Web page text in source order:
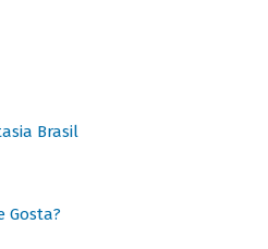
Brasil
Gosta?